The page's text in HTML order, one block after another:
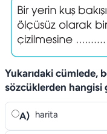
Yukarıdaki cümlede,
sözcüklerden hangisi
A) harita